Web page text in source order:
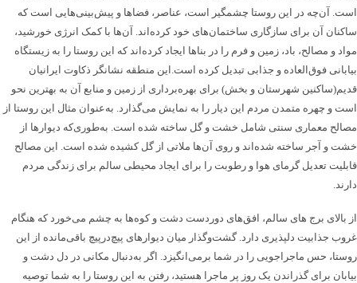
است. آن‌چه در این روستا چشمگیر است، عناصر، فضاها و پیش‌بینی‌هایی است که
ساکنان آن برای سازگاری ساختمان‌های خود کرده‌اند. آن‌ها با کمک انرژی خورشید،
مواد و مصالح‌، باد‌، زمین و فرم را در بنا‌ها ایجاد کرده‌اند که این روستا را به زیستگاه
بیابانی فوق‌العاده و جذابی تبدیل کرده‌ است.این منطقه نشانگر ذکاوت ایرانیان
قدیم(ساکنین شهرستان و بخش) برای بهره‌برداری از زمین و منابع آن به بهترین نحو
است و چهره‌ متمدن مردم این دیار را به نمایش می‌گذارد. به‌عنوان مثال این روستا از
مصالح معماری سنتی شامل خشت و گل ساخته شده ‌است. به‌طوری‌که دیوارها از
خشت و آجر ساخته شده‌اند و روی آن‌ها ملاتی از گل کشیده شده است. این مصالح
قابلیت تعدیل گرمای هوا و رطوبت را برای ایجاد محیطی سالم‌ برای زندگی مردم
دارند.
از بالای برج های سالم، افق‌های دوردست دشت و کوه‌ها به چشم می‌خورد که هنگام
غروب جذابیت دلپذیری دارد. گشت‌و‌گذار میان دیوارهای پیچ‌درپیچ باقی‌مانده از این
روستا، حس ماجراجویی را در شما برمی‌انگیزد. اگر به‌دنبال مکانی در دل دشت و
بیابان برای گذراندن یک روز پر ماجرا هستید، رفتن به این روستا را به شما توصیه